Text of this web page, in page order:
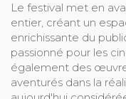
Le festival met en
entier, créant un
enrichissante du
passionné pour les
également des
aventurés dans la